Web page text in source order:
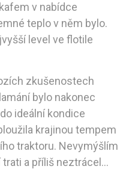
v nabídce
teplo v něm bylo.
level ve flotile
zkušenostech
bylo nakonec
ideální kondice
krajinou tempem
traktoru. Nevymýšlím
a příliš neztrácel…